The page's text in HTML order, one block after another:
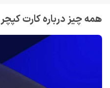
همه چیز درباره کارت کپچر